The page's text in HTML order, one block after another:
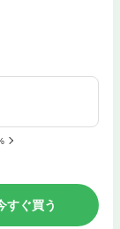
すぐ買う